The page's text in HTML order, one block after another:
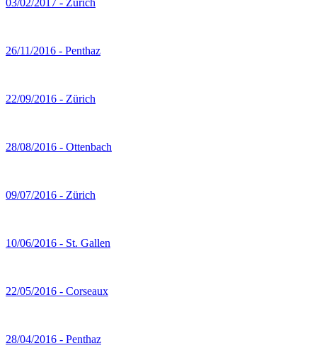
03/02/2017 - Zürich
26/11/2016 - Penthaz
22/09/2016 - Zürich
28/08/2016 - Ottenbach
09/07/2016 - Zürich
10/06/2016 - St. Gallen
22/05/2016 - Corseaux
28/04/2016 - Penthaz